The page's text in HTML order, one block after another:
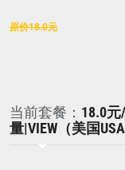
原价18.0元
当前套餐： 18.0
量|VIEW（美国USA